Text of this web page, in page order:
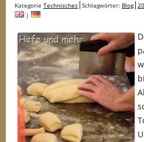
Kategorie Technisches Schlagwörter: Blog
|